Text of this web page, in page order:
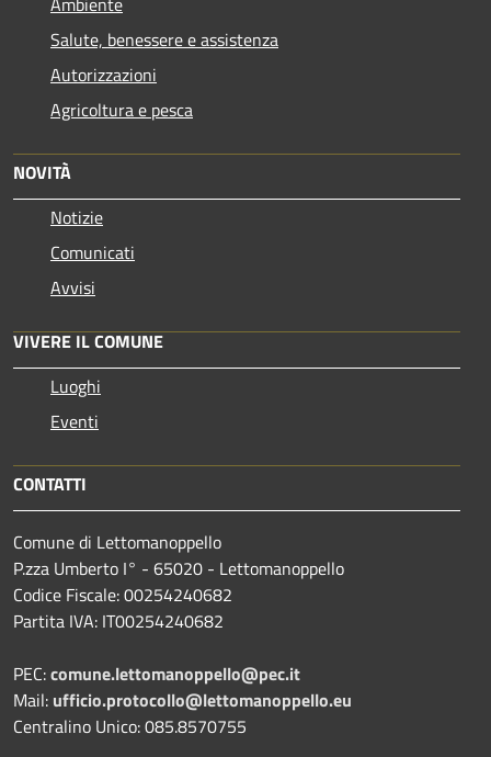
Salute, benessere e assistenza
Autorizzazioni
Agricoltura e pesca
NOVITÀ
Notizie
Comunicati
Avvisi
VIVERE IL COMUNE
Luoghi
Eventi
CONTATTI
Comune di Lettomanoppello
P.zza Umberto I° - 65020 - Lettomanoppello
Codice Fiscale: 00254240682
Partita IVA: IT00254240682
PEC:comune.lettomanoppello@pec.it
Mail: ufficio.protocollo@lettomanoppello.eu
Centralino Unico: 085.8570755